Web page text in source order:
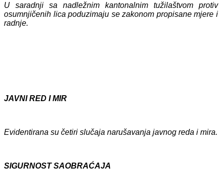
U saradnji sa nadležnim kantonalnim tužilaštvom protiv
osumnjičenih lica poduzimaju se zakonom propisane mjere i
radnje.
JAVNI RED I MIR
Evidentirana su četiri slučaja narušavanja javnog reda i mira.
SIGURNOST SAOBRAĆAJA